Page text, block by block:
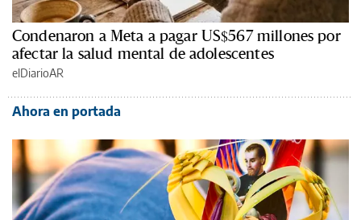
Condenaron a Meta a pagar US$567 millones por
afectar la salud mental de adolescentes
elDiarioAR
Ahora en portada